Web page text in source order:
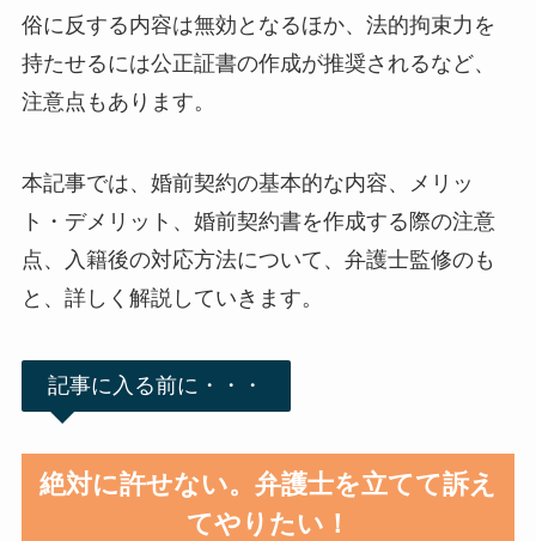
俗に反する内容は無効となるほか、法的拘束力を
持たせるには公正証書の作成が推奨されるなど、
注意点もあります。
本記事では、婚前契約の基本的な内容、メリッ
ト・デメリット、婚前契約書を作成する際の注意
点、入籍後の対応方法について、弁護士監修のも
と、詳しく解説していきます。
記事に入る前に・・・
絶対に許せない。弁護士を立てて訴え
てやりたい！